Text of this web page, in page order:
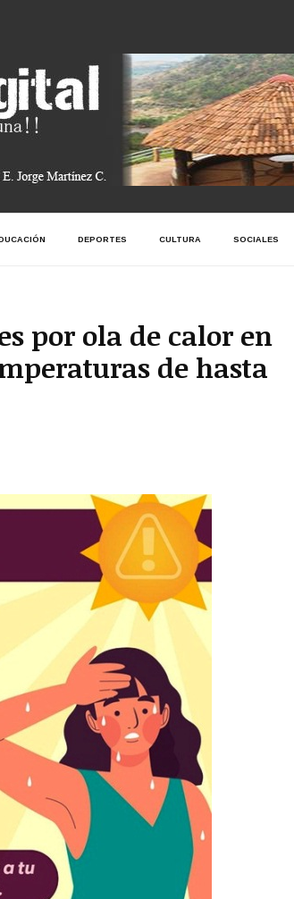
DEPORTES CULTURA SOCIALES
por ola de calor en
de hasta